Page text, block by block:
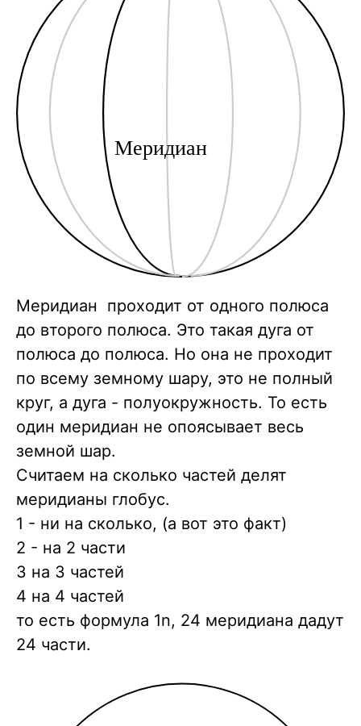
Меридиан проходит от одного полюса
до второго полюса. Это такая дуга от
полюса до полюса. Но она не проходит
по всему земному шару, это не полный
круг, а дуга - полуокружность. То есть
один меридиан не опоясывает весь
земной шар.
Считаем на сколько частей делят
меридианы глобус.
1 - ни на сколько, (а вот это фaкт)
2 - на 2 части
3 на 3 частей
4 на 4 частей
то есть формула 1n, 24 меридиана дадут
24 части.